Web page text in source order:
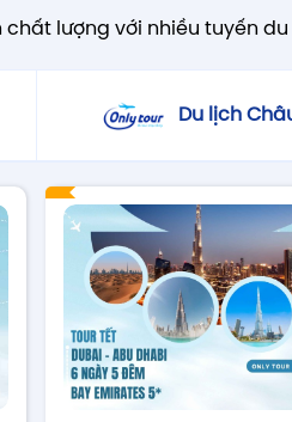
lượng với nhiều tuyến du
Du lịch